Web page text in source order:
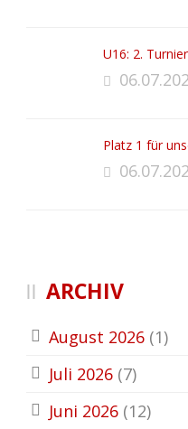
U16: 2.
Platz 1 für
ARCHIV
August 2026 (1)
Juli 2026 (7)
Juni 2026 (12)